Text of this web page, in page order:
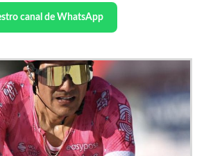
canal de WhatsApp